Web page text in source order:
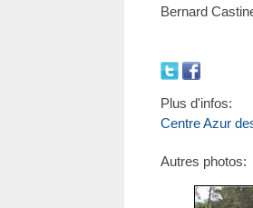
Bernard
Plus d'infos:
Centre Azur
Autres photos: